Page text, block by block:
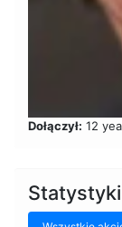
Dołączył: 12
Statystyki